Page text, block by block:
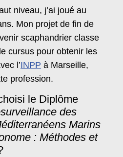
niveau, j’ai joué au
Mon projet de fin de
scaphandrier classe
cursus pour obtenir les
l’INPP à Marseille,
profession.
le Diplôme
des
Marins
: Méthodes et